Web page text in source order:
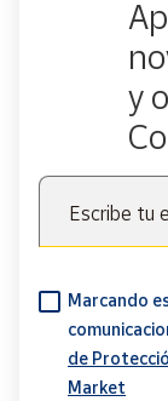
y
Escribe tu
Marcando
de
Market